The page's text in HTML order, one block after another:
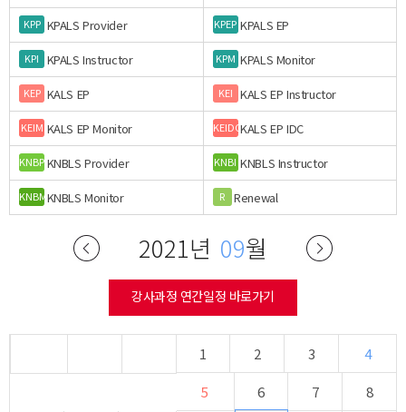
KPP KPALS Provider KPEP KPALS EP
KPI KPALS Instructor KPM KPALS Monitor
KEP KALS EP KEI KALS EP Instructor
KEIM KALS EP Monitor KEIDCKALS EP IDC
KNBPKNBLS Provider KNBI KNBLS Instructor
KNBMKNBLS Monitor R Renewal
2021년 09월
강사과정 연간일정 바로가기
1 2 3
4
5
6 7
8